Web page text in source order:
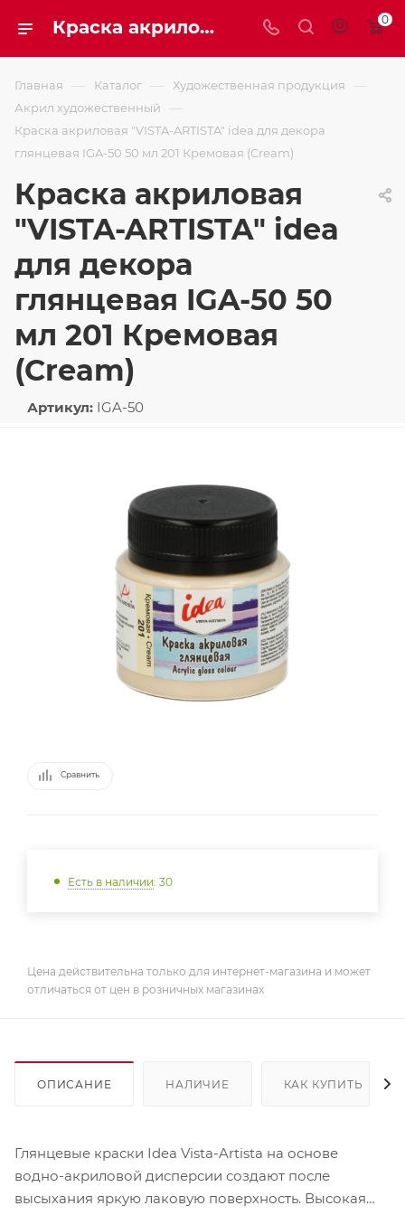
Краска акриловая "VISTA-ARTISTA" idea для декора глянцевая IGA-50 50 мл 201 Кремовая (Cream) 0
Главная — Каталог — Художественная продукция —
Акрил художественный —
Краска акриловая "VISTA-ARTISTA" idea для декора
глянцевая IGA-50 50 мл 201 Кремовая (Cream)
Краска акриловая
"VISTA-ARTISTA" idea
для декора
глянцевая IGA-50 50
мл 201 Кремовая
(Cream)
Артикул: IGA-50
Сравнить
Есть в наличии: 30
Цена действительна только для интернет-магазина и может
отличаться от цен в розничных магазинах
ОПИСАНИЕ НАЛИЧИЕ КАК КУПИТЬ
Глянцевые краски Idea Vista-Artista на основе
водно-акриловой дисперсии создают после
высыхания яркую лаковую поверхность. Высокая